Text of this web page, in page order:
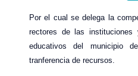
Por el cual se delega la
rectores de las
educativos del municipio
tranferencia de recursos.